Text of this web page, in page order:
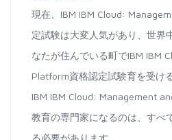
現在、IBM IBM Cloud:
定試験は大変人気があり、世界
なたが住んでいる町でIBM IBM
Platform資格認定試験育を受け
IBM IBM Cloud: Management
教育の専門家になるのは、すべ
る必要があります。